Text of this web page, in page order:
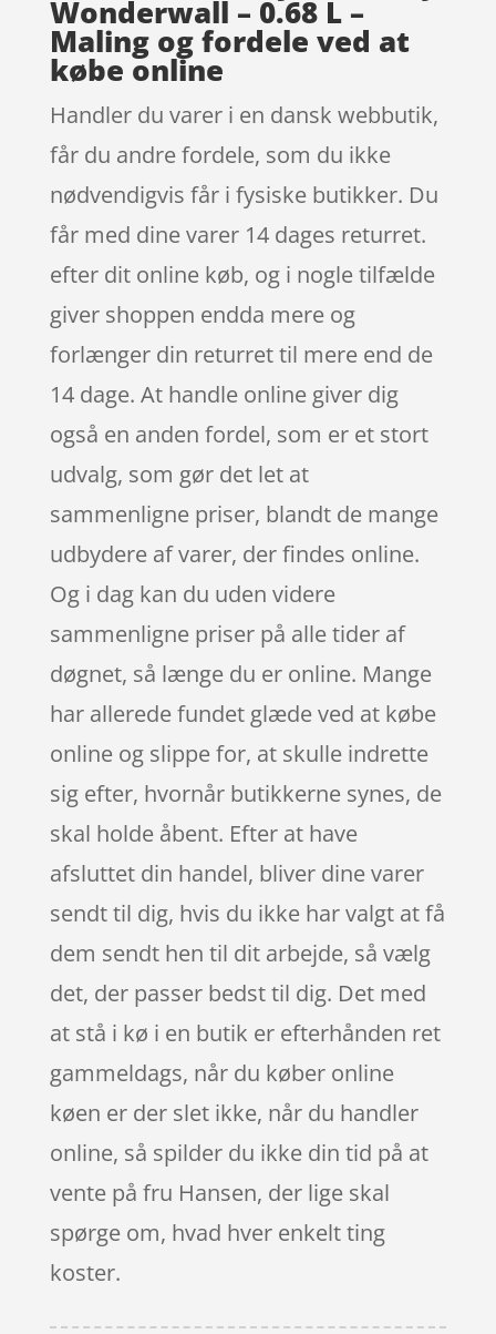
Wonderwall – 0.68 L –
Maling og fordele ved at
købe online
Handler du varer i en dansk webbutik,
får du andre fordele, som du ikke
nødvendigvis får i fysiske butikker. Du
får med dine varer 14 dages returret.
efter dit online køb, og i nogle tilfælde
giver shoppen endda mere og
forlænger din returret til mere end de
14 dage. At handle online giver dig
også en anden fordel, som er et stort
udvalg, som gør det let at
sammenligne priser, blandt de mange
udbydere af varer, der findes online.
Og i dag kan du uden videre
sammenligne priser på alle tider af
døgnet, så længe du er online. Mange
har allerede fundet glæde ved at købe
online og slippe for, at skulle indrette
sig efter, hvornår butikkerne synes, de
skal holde åbent. Efter at have
afsluttet din handel, bliver dine varer
sendt til dig, hvis du ikke har valgt at få
dem sendt hen til dit arbejde, så vælg
det, der passer bedst til dig. Det med
at stå i kø i en butik er efterhånden ret
gammeldags, når du køber online
køen er der slet ikke, når du handler
online, så spilder du ikke din tid på at
vente på fru Hansen, der lige skal
spørge om, hvad hver enkelt ting
koster.